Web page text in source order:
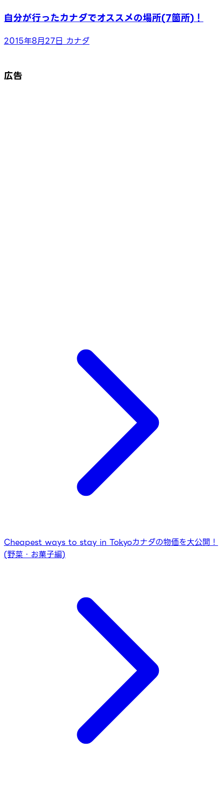
自分が行ったカナダでオススメの場所(7箇所)！
2015年8月27日 カナダ
広告
Cheapest ways to stay in Tokyoカナダの物価を大公開！
(野菜・お菓子編)